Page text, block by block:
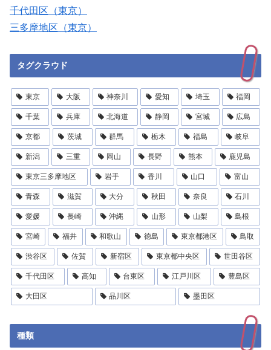
千代田区（東京）
三多摩地区（東京）
タグクラウド
東京 大阪 神奈川 愛知 埼玉 福岡
千葉 兵庫 北海道 静岡 宮城 広島
京都 茨城 群馬 栃木 福島 岐阜
新潟 三重 岡山 長野 熊本 鹿児島
東京三多摩地区 岩手 香川 山口 富山
青森 滋賀 大分 秋田 奈良 石川
愛媛 長崎 沖縄 山形 山梨 島根
宮崎 福井 和歌山 徳島 東京都港区 鳥取
渋谷区 佐賀 新宿区 東京都中央区 世田谷区
千代田区 高知 台東区 江戸川区 豊島区
大田区 品川区 墨田区
種類